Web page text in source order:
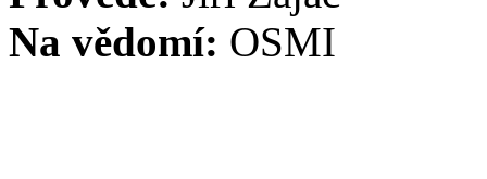
Na vědomí: OSMI